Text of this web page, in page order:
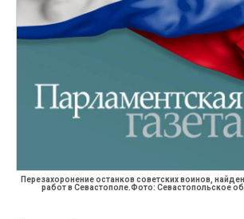
Перезахоронение останков советских воинов,
работ в Севастополе.Фото: Севастопольское